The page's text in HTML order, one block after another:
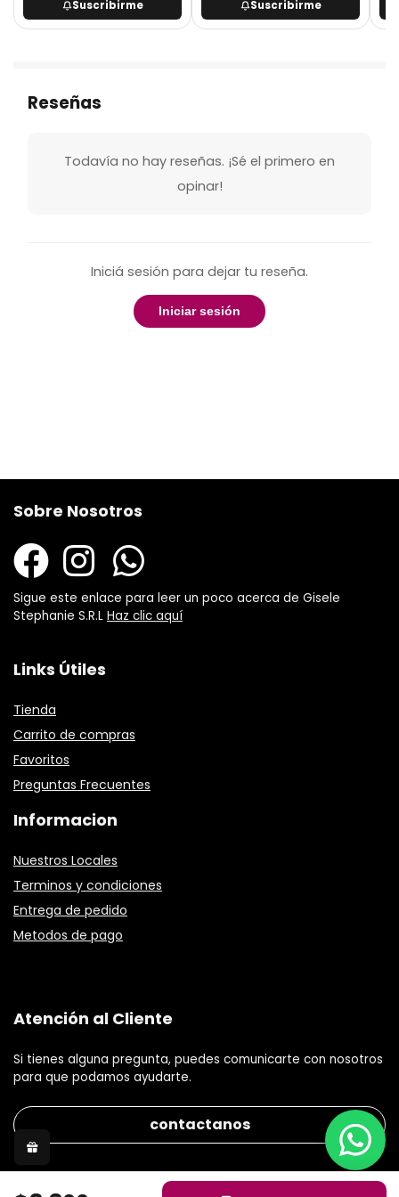
Suscribirme Suscribirme
Reseñas
Todavía no hay reseñas. ¡Sé el primero en
opinar!
Iniciá sesión para dejar tu reseña.
Iniciar sesión
Sobre Nosotros
Sigue este enlace para leer un poco acerca de Gisele
Stephanie S.R.L Haz clic aquí
Links Útiles
Tienda
Carrito de compras
Favoritos
Preguntas Frecuentes
Informacion
Nuestros Locales
Terminos y condiciones
Entrega de pedido
Metodos de pago
Atención al Cliente
Si tienes alguna pregunta, puedes comunicarte con nosotros
para que podamos ayudarte.
contactanos